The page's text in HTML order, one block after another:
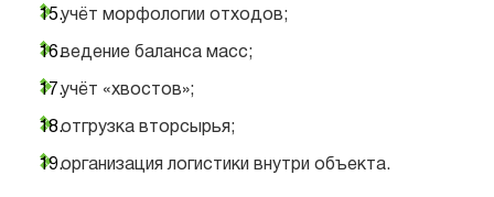
учёт морфологии отходов;
ведение баланса масс;
учёт «хвостов»;
отгрузка вторсырья;
организация логистики внутри объекта.